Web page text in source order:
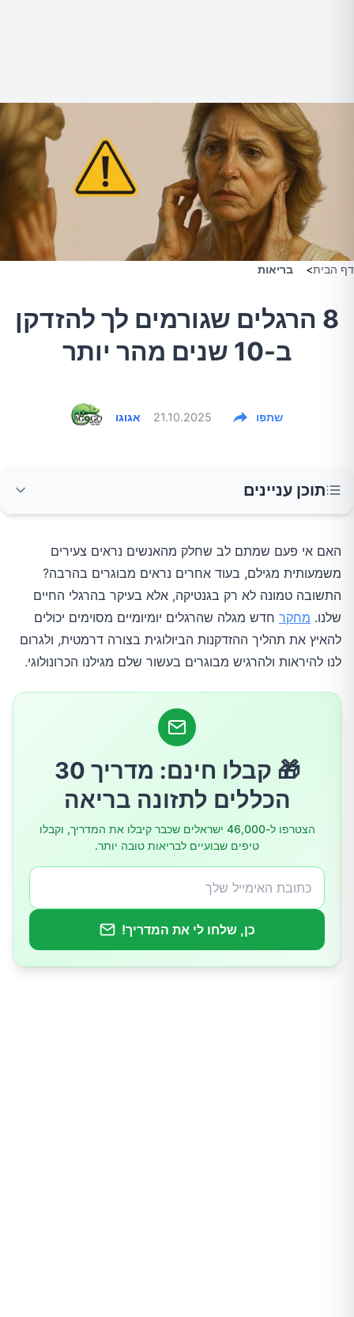
דף הבית> בריאות
8 הרגלים שגורמים לך להזדקן
ב-10 שנים מהר יותר
אגוגו 21.10.2025 שתפו
תוכן עניינים
1. חסך שינה כרוני – הרוצח השקט של התאים
2. מתח כרוני – מאיץ ההזדקנות המרכזי
3. חשיפה לשמש ללא הגנה – הרס הקולגן
8. זמן מסך מוגזם – הקרינה הכחולה
כיצד להאט את ההזדקנות המוקדמת?
סיכום
האם אי פעם שמתם לב שחלק מהאנשים נראים צעירים
משמעותית מגילם, בעוד אחרים נראים מבוגרים בהרבה?
התשובה טמונה לא רק בגנטיקה, אלא בעיקר בהרגלי החיים
שלנו. מחקר חדש מגלה שהרגלים יומיומיים מסוימים יכולים
להאיץ את תהליך ההזדקנות הביולוגית בצורה דרמטית, ולגרום
לנו להיראות ולהרגיש מבוגרים בעשור שלם מגילנו הכרונולוגי.
🎁 קבלו חינם: מדריך 30
הכללים לתזונה בריאה
הצטרפו ל-46,000 ישראלים שכבר קיבלו את המדריך, וקבלו
טיפים שבועיים לבריאות טובה יותר.
כן, שלחו לי את המדריך!